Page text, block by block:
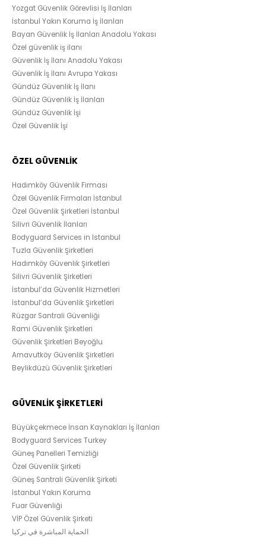
Yozgat Güvenlik Görevlisi İş İlanları
İstanbul Yakın Koruma İş İlanları
Bayan Güvenlik İş İlanları Anadolu Yakası
Özel güvenlik iş ilanı
Güvenlik İş İlanı Anadolu Yakası
Güvenlik İş İlanı Avrupa Yakası
Gündüz Güvenlik İş İlanı
Gündüz Güvenlik İş İlanları
Gündüz Güvenlik İşi
Özel Güvenlik İşi
ÖZEL GÜVENLİK
Hadımköy Güvenlik Firması
Özel Güvenlik Firmaları İstanbul
Özel Güvenlik Şirketleri İstanbul
Silivri Güvenlik İlanları
Bodyguard Services in Istanbul
Tuzla Güvenlik Şirketleri
Hadımköy Güvenlik Şirketleri
Silivri Güvenlik Şirketleri
İstanbul’da Güvenlik Hizmetleri
İstanbul’da Güvenlik Şirketleri
Rüzgar Santrali Güvenliği
Rami Güvenlik Şirketleri
Güvenlik Şirketleri Beyoğlu
Arnavutköy Güvenlik Şirketleri
Beylikdüzü Güvenlik Şirketleri
GÜVENLİK ŞİRKETLERİ
Büyükçekmece İnsan Kaynakları İş İlanları
Bodyguard Services Turkey
Güneş Panelleri Temizliği
Özel Güvenlik Şirketi
Güneş Santrali Güvenlik Şirketi
İstanbul Yakın Koruma
Fuar Güvenliği
VİP Özel Güvenlik Şirketi
الحماية المباشرة في تركيا